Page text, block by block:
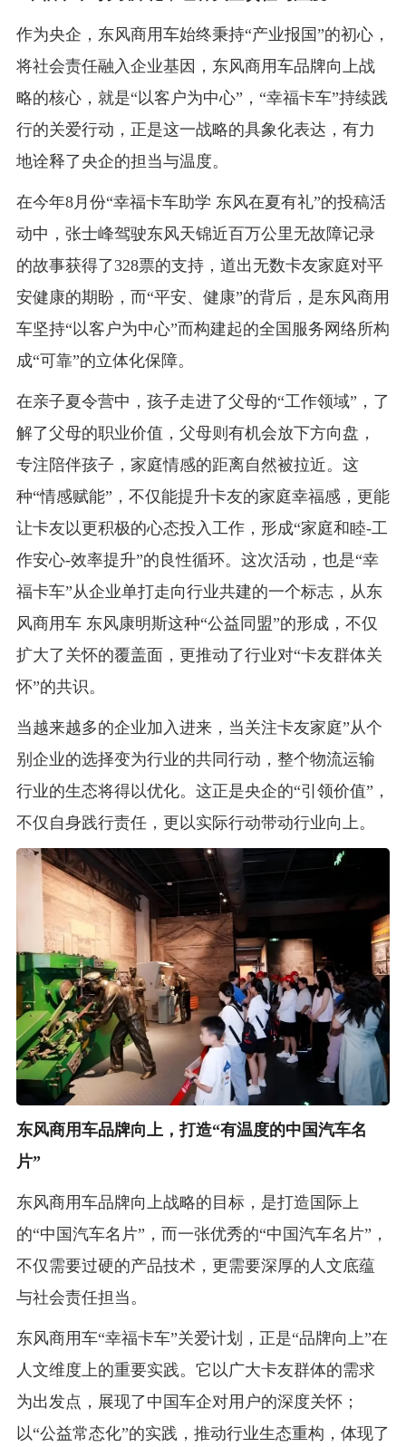
作为央企，东风商用车始终秉持“产业报国”的初心，
将社会责任融入企业基因，东风商用车品牌向上战
略的核心，就是“以客户为中心”，“幸福卡车”持续践
行的关爱行动，正是这一战略的具象化表达，有力
地诠释了央企的担当与温度。
在今年8月份“幸福卡车助学 东风在夏有礼”的投稿活
动中，张士峰驾驶东风天锦近百万公里无故障记录
的故事获得了328票的支持，道出无数卡友家庭对平
安健康的期盼，而“平安、健康”的背后，是东风商用
车坚持“以客户为中心”而构建起的全国服务网络所构
成“可靠”的立体化保障。
在亲子夏令营中，孩子走进了父母的“工作领域”，了
解了父母的职业价值，父母则有机会放下方向盘，
专注陪伴孩子，家庭情感的距离自然被拉近。这
种“情感赋能”，不仅能提升卡友的家庭幸福感，更能
让卡友以更积极的心态投入工作，形成“家庭和睦-工
作安心-效率提升”的良性循环。这次活动，也是“幸
福卡车”从企业单打走向行业共建的一个标志，从东
风商用车 东风康明斯这种“公益同盟”的形成，不仅
扩大了关怀的覆盖面，更推动了行业对“卡友群体关
怀”的共识。
当越来越多的企业加入进来，当关注卡友家庭”从个
别企业的选择变为行业的共同行动，整个物流运输
行业的生态将得以优化。这正是央企的“引领价值”，
不仅自身践行责任，更以实际行动带动行业向上。
东风商用车品牌向上，打造“有温度的中国汽车名
片”
东风商用车品牌向上战略的目标，是打造国际上
的“中国汽车名片”，而一张优秀的“中国汽车名片”，
不仅需要过硬的产品技术，更需要深厚的人文底蕴
与社会责任担当。
东风商用车“幸福卡车”关爱计划，正是“品牌向上”在
人文维度上的重要实践。它以广大卡友群体的需求
为出发点，展现了中国车企对用户的深度关怀；
以“公益常态化”的实践，推动行业生态重构，体现了